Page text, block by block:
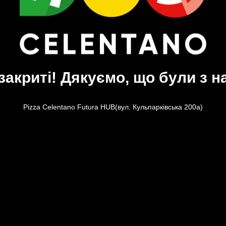
Дякуємо, що були з
Pizza Celentano Futura HUB(вул. Кульпарківська 200а)